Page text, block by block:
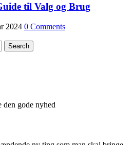
til Valg og Brug
2024 0 Comments
gode nyhed